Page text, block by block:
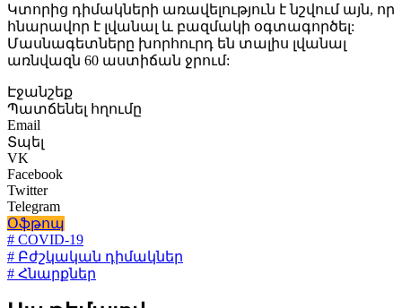
Կտորից դիմակների առավելություն է նշվում այն, որ
հնարավոր է լվանալ և բազմակի օգտագործել:
Մասնագետները խորհուրդ են տալիս լվանալ
առնվազն 60 աստիճան ջրում:
Էջանշեք
Պատճենել հղումը
Email
Տպել
VK
Facebook
Twitter
Telegram
Օֆթոպ
# COVID-19
# Բժշկական դիմակներ
# Հնարքներ